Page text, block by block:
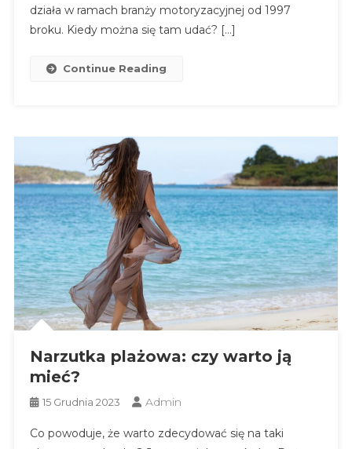
działa w ramach branży motoryzacyjnej od 1997
broku. Kiedy można się tam udać? […]
Continue Reading
Narzutka plażowa: czy warto ją
mieć?
15 Grudnia 2023 Admin
Co powoduje, że warto zdecydować się na taki